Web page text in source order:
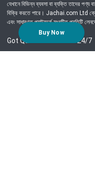
Buy Now
যেখানে বিভিন্ন ব্যবসা বা ব্যক্তি তাদের
বিক্রি করতে পারে। Jachai.com Ltd
এবং সাধারণত প্ল্যাটফর্মে সংঘটিত প্রতিটি
Got Question? Call us 24/7